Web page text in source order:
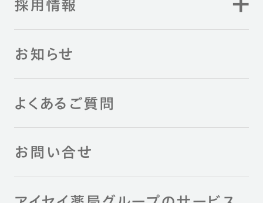
採用情報
お知らせ
よくあるご質問
お問い合せ